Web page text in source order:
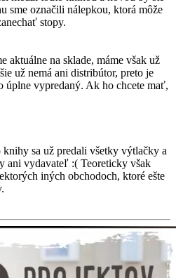
sme označili nálepkou, ktorá môže
stopy.
aktuálne na sklade, máme však už
už nemá ani distribútor, preto je
úplne vypredaný. Ak ho chcete mať,
sa už predali všetky výtlačky a
ani vydavateľ :( Teoreticky však
iných obchodoch, ktoré ešte